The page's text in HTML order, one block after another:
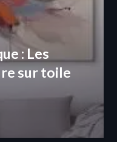
: Les
sur toile